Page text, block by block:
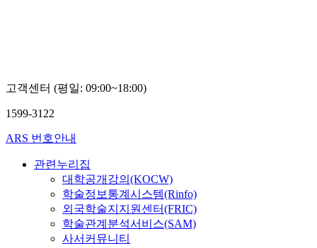
고객센터 (평일: 09:00~18:00)
1599-3122
ARS 번호안내
관련누리집
대학공개강의(KOCW)
학술정보통계시스템(Rinfo)
외국학술지지원센터(FRIC)
학술관계분석서비스(SAM)
사서커뮤니티